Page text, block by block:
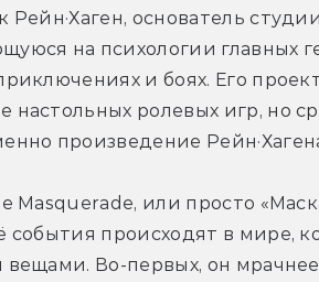
Рейн·Хаген, основатель
на психологии главных
и боях. Его
настольных ролевых игр, но
произведение
Masquerade, или просто
события происходят в мире,
вещами. Во-первых, он